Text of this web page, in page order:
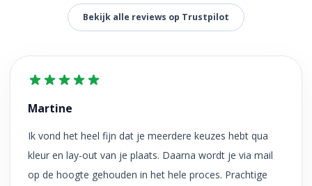
Bekijk alle reviews op Trustpilot
Martine
Ik vond het heel fijn dat je meerdere keuzes hebt qua
kleur en lay-out van je plaats. Daarna wordt je via mail
op de hoogte gehouden in het hele proces. Prachtige